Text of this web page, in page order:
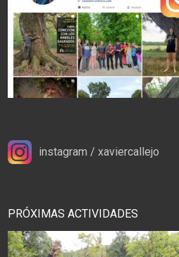
instagram / xaviercallejo
PRÓXIMAS ACTIVIDADES